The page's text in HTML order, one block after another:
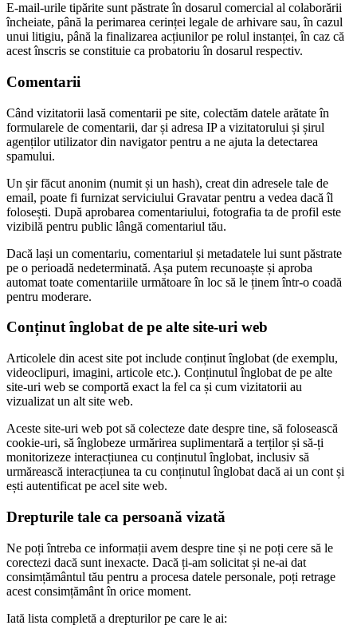
E-mail-urile tipărite sunt păstrate în dosarul comercial al colaborării
încheiate, până la perimarea cerinței legale de arhivare sau, în cazul
unui litigiu, până la finalizarea acțiunilor pe rolul instanței, în caz că
acest înscris se constituie ca probatoriu în dosarul respectiv.
Comentarii
Când vizitatorii lasă comentarii pe site, colectăm datele arătate în
formularele de comentarii, dar și adresa IP a vizitatorului și șirul
agenților utilizator din navigator pentru a ne ajuta la detectarea
spamului.
Un șir făcut anonim (numit și un hash), creat din adresele tale de
email, poate fi furnizat serviciului Gravatar pentru a vedea dacă îl
folosești. După aprobarea comentariului, fotografia ta de profil este
vizibilă pentru public lângă comentariul tău.
Dacă lași un comentariu, comentariul și metadatele lui sunt păstrate
pe o perioadă nedeterminată. Așa putem recunoaște și aproba
automat toate comentariile următoare în loc să le ținem într-o coadă
pentru moderare.
Conținut înglobat de pe alte site-uri web
Articolele din acest site pot include conținut înglobat (de exemplu,
videoclipuri, imagini, articole etc.). Conținutul înglobat de pe alte
site-uri web se comportă exact la fel ca și cum vizitatorii au
vizualizat un alt site web.
Aceste site-uri web pot să colecteze date despre tine, să folosească
cookie-uri, să înglobeze urmărirea suplimentară a terților și să-ți
monitorizeze interacțiunea cu conținutul înglobat, inclusiv să
urmărească interacțiunea ta cu conținutul înglobat dacă ai un cont și
ești autentificat pe acel site web.
Drepturile tale ca persoană vizată
Ne poți întreba ce informații avem despre tine și ne poți cere să le
corectezi dacă sunt inexacte. Dacă ți-am solicitat și ne-ai dat
consimțământul tău pentru a procesa datele personale, poți retrage
acest consimțământ în orice moment.
Iată lista completă a drepturilor pe care le ai: